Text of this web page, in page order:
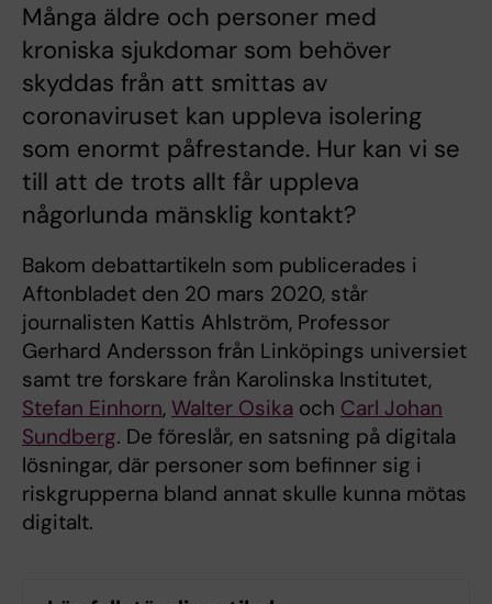
Många äldre och personer med
kroniska sjukdomar som behöver
skyddas från att smittas av
coronaviruset kan uppleva isolering
som enormt påfrestande. Hur kan vi se
till att de trots allt får uppleva
någorlunda mänsklig kontakt?
Bakom debattartikeln som publicerades i
Aftonbladet den 20 mars 2020, står
journalisten Kattis Ahlström, Professor
Gerhard Andersson från Linköpings universiet
samt tre forskare från Karolinska Institutet,
Stefan Einhorn, Walter Osika och Carl Johan
Sundberg. De föreslår, en satsning på digitala
lösningar, där personer som befinner sig i
riskgrupperna bland annat skulle kunna mötas
digitalt.